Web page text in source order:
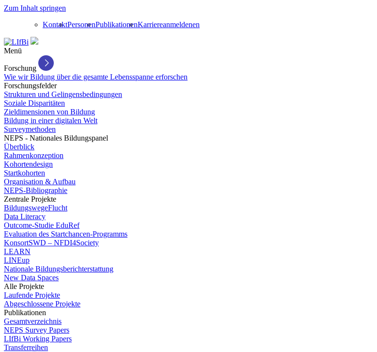
Zum Inhalt springen
KontaktPersonenPublikationenKarriereanmeldenen
Menü
Forschung
Wie wir Bildung über die gesamte Lebensspanne erforschen
Forschungsfelder
Strukturen und Gelingensbedingungen
Soziale Disparitäten
Zieldimensionen von Bildung
Bildung in einer digitalen Welt
Surveymethoden
NEPS - Nationales Bildungspanel
Überblick
Rahmenkonzeption
Kohortendesign
Startkohorten
Organisation & Aufbau
NEPS-Bibliographie
Zentrale Projekte
BildungswegeFlucht
Data Literacy
Outcome-Studie EduRef
Evaluation des Startchancen-Programms
KonsortSWD – NFDI4Society
LEARN
LINEup
Nationale Bildungsberichterstattung
New Data Spaces
Alle Projekte
Laufende Projekte
Abgeschlossene Projekte
Publikationen
Gesamtverzeichnis
NEPS Survey Papers
LIfBi Working Papers
Transferreihen